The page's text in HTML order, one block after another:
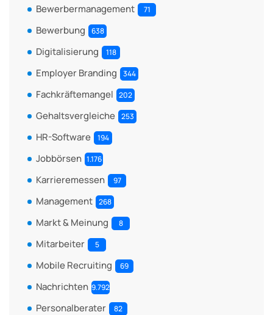
Bewerbermanagement 71
Bewerbung 638
Digitalisierung 118
Employer Branding 344
Fachkräftemangel 202
Gehaltsvergleiche 253
HR-Software 194
Jobbörsen 1.176
Karrieremessen 97
Management 268
Markt & Meinung 8
Mitarbeiter 5
Mobile Recruiting 69
Nachrichten 9.792
Personalberater 82